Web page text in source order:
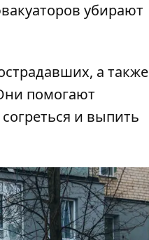
убирают
а также
помогают
и выпить